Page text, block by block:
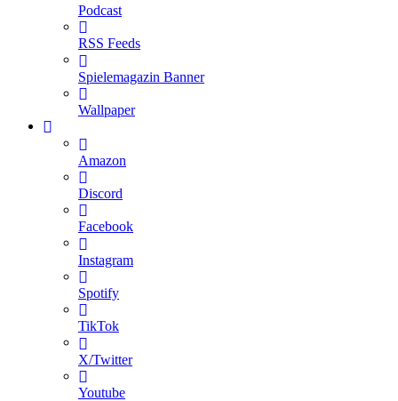
Podcast
RSS Feeds
Spielemagazin Banner
Wallpaper
Amazon
Discord
Facebook
Instagram
Spotify
TikTok
X/Twitter
Youtube